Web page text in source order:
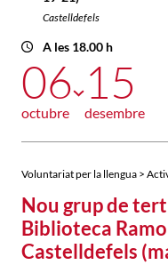
Castelldefels
A les 18.00 h
06
octubre
15
desembre
Voluntariat per la llengua >
Nou grup de
Biblioteca
Castelldefels